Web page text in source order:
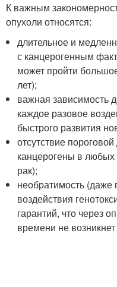
К важным
опухоли относятся:
длительное и
с канцерогенным
может пройти
лет);
важная зависимость
каждое разовое
быстрого развития
отсутствие
канцерогены в
рак);
необратимость
воздействия
гарантий, что через
времени не